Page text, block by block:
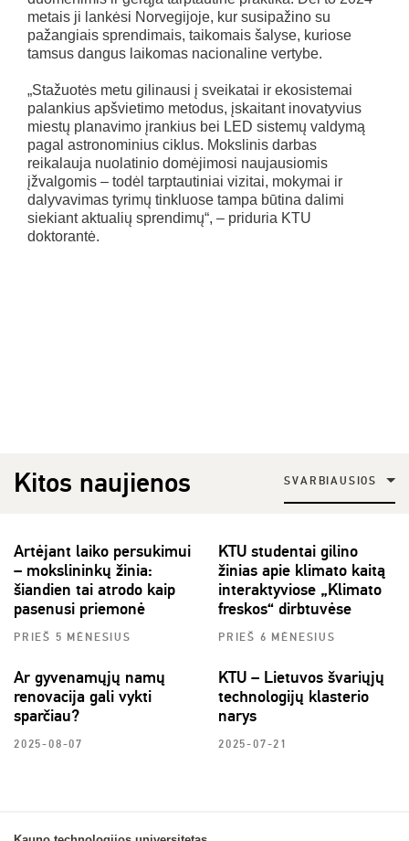
metais ji lankėsi Norvegijoje, kur susipažino su
pažangiais sprendimais, taikomais šalyse, kuriose
tamsus dangus laikomas nacionaline vertybe.
„Stažuotės metu gilinausi į sveikatai ir ekosistemai
palankius apšvietimo metodus, įskaitant inovatyvius
miestų planavimo įrankius bei LED sistemų valdymą
pagal astronominius ciklus. Mokslinis darbas
reikalauja nuolatinio domėjimosi naujausiomis
įžvalgomis – todėl tarptautiniai vizitai, mokymai ir
dalyvavimas tyrimų tinkluose tampa būtina dalimi
siekiant aktualių sprendimų“, – priduria KTU
doktorantė.
Kitos naujienos SVARBIAUSIOS
Artėjant laiko persukimui
– mokslininkų žinia:
šiandien tai atrodo kaip
pasenusi priemonė
PRIEŠ 5 MĖNESIUS
KTU studentai gilino
žinias apie klimato kaitą
interaktyviose „Klimato
freskos“ dirbtuvėse
PRIEŠ 6 MĖNESIUS
Ar gyvenamųjų namų
renovacija gali vykti
sparčiau?
2025-08-07
KTU – Lietuvos švariųjų
technologijų klasterio
narys
2025-07-21